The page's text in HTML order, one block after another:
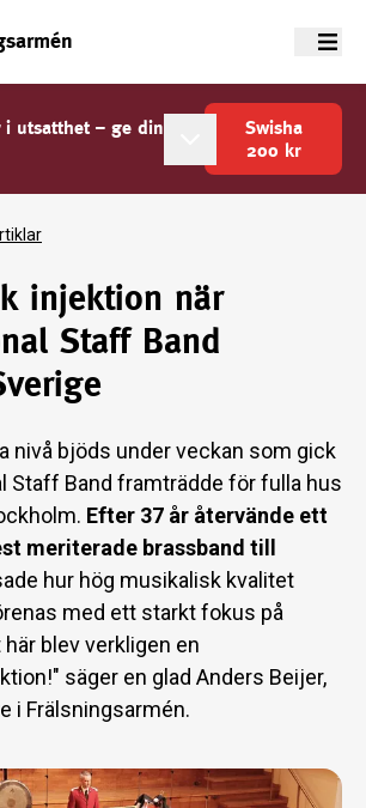
Meny
i utsatthet – ge din
Swisha
200 kr
injektion när
Staff Band
nivå bjöds under veckan som gick
Staff Band framträdde för fulla hus
Efter 37 år återvände ett
meriterade brassband till
hur hög musikalisk kvalitet
med ett starkt fokus på
blev verkligen en
säger en glad Anders Beijer,
i Frälsningsarmén.